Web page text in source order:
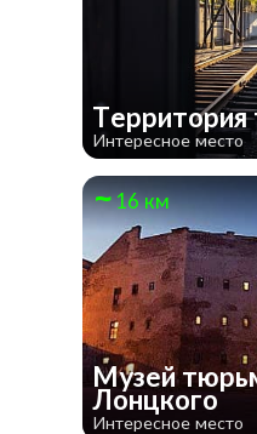
Интересное место
16 км
Музей
Лонцкого
Интересное место